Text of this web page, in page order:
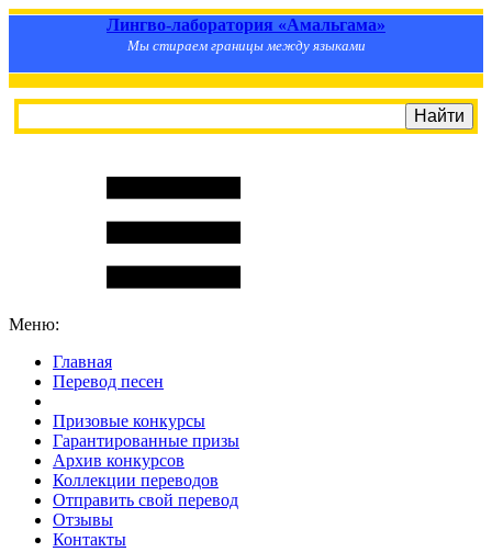
Лингво-лаборатория «Амальгама»
Мы стираем границы между языками
Меню:
Главная
Перевод песен
Призовые конкурсы
Гарантированные призы
Архив конкурсов
Коллекции переводов
Отправить свой перевод
Отзывы
Контакты